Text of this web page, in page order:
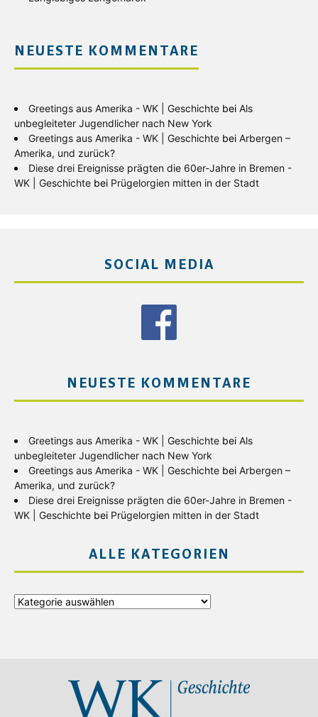
NEUESTE KOMMENTARE
Greetings aus Amerika - WK | Geschichte bei Als
unbegleiteter Jugendlicher nach New York
Greetings aus Amerika - WK | Geschichte bei Arbergen –
Amerika, und zurück?
Diese drei Ereignisse prägten die 60er-Jahre in Bremen -
WK | Geschichte bei Prügelorgien mitten in der Stadt
SOCIAL MEDIA
NEUESTE KOMMENTARE
Greetings aus Amerika - WK | Geschichte bei Als
unbegleiteter Jugendlicher nach New York
Greetings aus Amerika - WK | Geschichte bei Arbergen –
Amerika, und zurück?
Diese drei Ereignisse prägten die 60er-Jahre in Bremen -
WK | Geschichte bei Prügelorgien mitten in der Stadt
ALLE KATEGORIEN
Alle